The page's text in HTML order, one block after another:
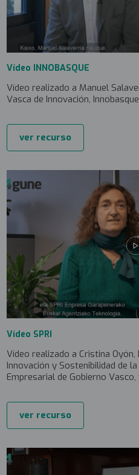
Vídeo INNOBASQUE
Vídeo realizado a Manuel
Vasca de Innovación,
ver recurso
Vídeo SPRI
Vídeo realizado a Cristina
Innovación y Sostenibilidad de
Empresarial de Gobierno Vasco,
ver recurso